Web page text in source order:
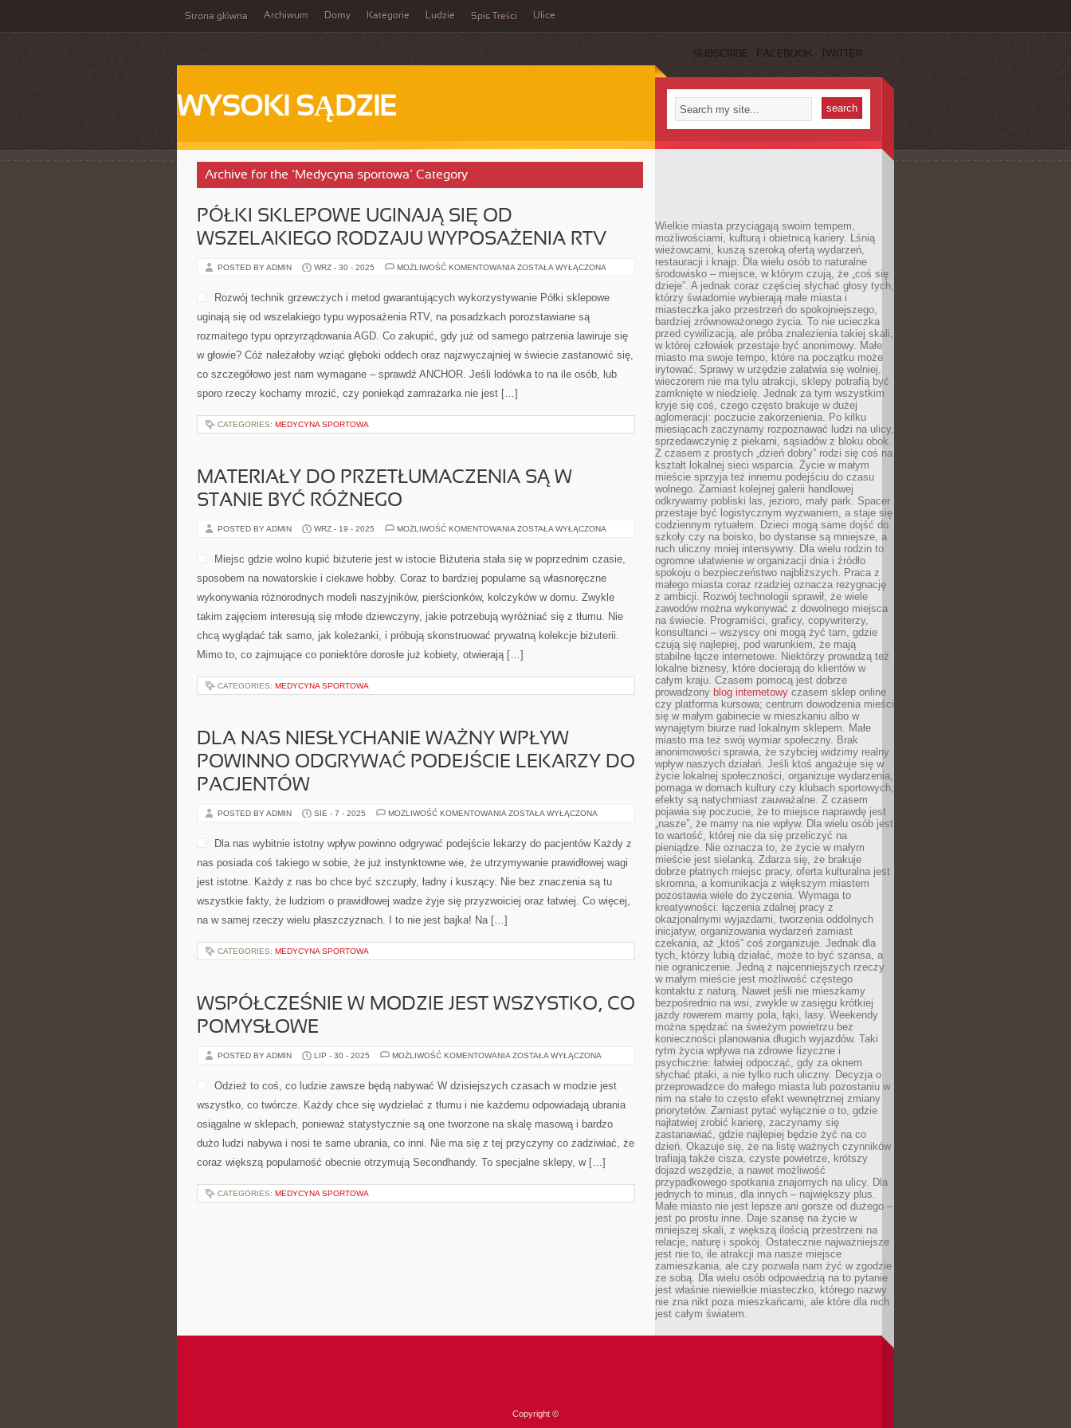
Strona główna Archiwum Domy Kategorie Ludzie Spis Treści Ulice
SUBSCRIBE FACEBOOK TWITTER
WYSOKI SĄDZIE
Archive for the ‘Medycyna sportowa’ Category
PÓŁKI SKLEPOWE UGINAJĄ SIĘ OD
WSZELAKIEGO RODZAJU WYPOSAŻENIA RTV
POSTED BY ADMIN WRZ - 30 - 2025 MOŻLIWOŚĆ KOMENTOWANIA PÓŁKI
OD
RODZAJU
RTV
ZOSTAŁA WYŁĄCZONA
Rozwój technik grzewczych i metod gwarantujących wykorzystywanie Półki sklepowe
uginają się od wszelakiego typu wyposażenia RTV, na posadzkach porozstawiane są
rozmaitego typu oprzyrządowania AGD. Co zakupić, gdy już od samego patrzenia lawiruje się
w głowie? Cóż należałoby wziąć głęboki oddech oraz najzwyczajniej w świecie zastanowić się,
co szczegółowo jest nam wymagane – sprawdź ANCHOR. Jeśli lodówka to na ile osób, lub
sporo rzeczy kochamy mrozić, czy poniekąd zamrażarka nie jest […]
CATEGORIES: MEDYCYNA SPORTOWA
MATERIAŁY DO PRZETŁUMACZENIA SĄ W
STANIE BYĆ RÓŻNEGO
POSTED BY ADMIN WRZ - 19 - 2025 MOŻLIWOŚĆ KOMENTOWANIA MATERIAŁY
W
BYĆ
ZOSTAŁA WYŁĄCZONA
Miejsc gdzie wolno kupić biżuterie jest w istocie Biżuteria stała się w poprzednim czasie,
sposobem na nowatorskie i ciekawe hobby. Coraz to bardziej popularne są własnoręczne
wykonywania różnorodnych modeli naszyjników, pierścionków, kolczyków w domu. Zwykle
takim zajęciem interesują się młode dziewczyny, jakie potrzebują wyróżniać się z tłumu. Nie
chcą wyglądać tak samo, jak koleżanki, i próbują skonstruować prywatną kolekcje biżuterii.
Mimo to, co zajmujące co poniektóre dorosłe już kobiety, otwierają […]
CATEGORIES: MEDYCYNA SPORTOWA
DLA NAS NIESŁYCHANIE WAŻNY WPŁYW
POWINNO ODGRYWAĆ PODEJŚCIE LEKARZY DO
PACJENTÓW
POSTED BY ADMIN SIE - 7 - 2025 MOŻLIWOŚĆ KOMENTOWANIA DLA
WAŻNY
WPŁYW
ODGRYWAĆ
LEKARZY
PACJENTÓW
ZOSTAŁA WYŁĄCZONA
Dla nas wybitnie istotny wpływ powinno odgrywać podejście lekarzy do pacjentów Każdy z
nas posiada coś takiego w sobie, że już instynktowne wie, że utrzymywanie prawidłowej wagi
jest istotne. Każdy z nas bo chce być szczupły, ładny i kuszący. Nie bez znaczenia są tu
wszystkie fakty, że ludziom o prawidłowej wadze żyje się przyzwoiciej oraz łatwiej. Co więcej,
na w samej rzeczy wielu płaszczyznach. I to nie jest bajka! Na […]
CATEGORIES: MEDYCYNA SPORTOWA
WSPÓŁCZEŚNIE W MODZIE JEST WSZYSTKO, CO
POMYSŁOWE
POSTED BY ADMIN LIP - 30 - 2025 MOŻLIWOŚĆ KOMENTOWANIA WSPÓŁCZEŚNIE
WSZYSTKO,
POMYSŁOWE
ZOSTAŁA WYŁĄCZONA
Odzież to coś, co ludzie zawsze będą nabywać W dzisiejszych czasach w modzie jest
wszystko, co twórcze. Każdy chce się wydzielać z tłumu i nie każdemu odpowiadają ubrania
osiągalne w sklepach, ponieważ statystycznie są one tworzone na skalę masową i bardzo
dużo ludzi nabywa i nosi te same ubrania, co inni. Nie ma się z tej przyczyny co zadziwiać, że
coraz większą popularność obecnie otrzymują Secondhandy. To specjalne sklepy, w […]
CATEGORIES: MEDYCYNA SPORTOWA
Wielkie miasta przyciągają swoim tempem,
możliwościami, kulturą i obietnicą kariery. Lśnią
wieżowcami, kuszą szeroką ofertą wydarzeń,
restauracji i knajp. Dla wielu osób to naturalne
środowisko – miejsce, w którym czują, że „coś się
dzieje”. A jednak coraz częściej słychać głosy tych,
którzy świadomie wybierają małe miasta i
miasteczka jako przestrzeń do spokojniejszego,
bardziej zrównoważonego życia. To nie ucieczka
przed cywilizacją, ale próba znalezienia takiej skali,
w której człowiek przestaje być anonimowy. Małe
miasto ma swoje tempo, które na początku może
irytować. Sprawy w urzędzie załatwia się wolniej,
wieczorem nie ma tylu atrakcji, sklepy potrafią być
zamknięte w niedzielę. Jednak za tym wszystkim
kryje się coś, czego często brakuje w dużej
aglomeracji: poczucie zakorzenienia. Po kilku
miesiącach zaczynamy rozpoznawać ludzi na ulicy,
sprzedawczynię z piekarni, sąsiadów z bloku obok.
Z czasem z prostych „dzień dobry” rodzi się coś na
kształt lokalnej sieci wsparcia. Życie w małym
mieście sprzyja też innemu podejściu do czasu
wolnego. Zamiast kolejnej galerii handlowej
odkrywamy pobliski las, jezioro, mały park. Spacer
przestaje być logistycznym wyzwaniem, a staje się
codziennym rytuałem. Dzieci mogą same dojść do
szkoły czy na boisko, bo dystanse są mniejsze, a
ruch uliczny mniej intensywny. Dla wielu rodzin to
ogromne ułatwienie w organizacji dnia i źródło
spokoju o bezpieczeństwo najbliższych. Praca z
małego miasta coraz rzadziej oznacza rezygnację
z ambicji. Rozwój technologii sprawił, że wiele
zawodów można wykonywać z dowolnego miejsca
na świecie. Programiści, graficy, copywriterzy,
konsultanci – wszyscy oni mogą żyć tam, gdzie
czują się najlepiej, pod warunkiem, że mają
stabilne łącze internetowe. Niektórzy prowadzą też
lokalne biznesy, które docierają do klientów w
całym kraju. Czasem pomocą jest dobrze
prowadzony blog internetowy czasem sklep online
czy platforma kursowa; centrum dowodzenia mieści
się w małym gabinecie w mieszkaniu albo w
wynajętym biurze nad lokalnym sklepem. Małe
miasto ma też swój wymiar społeczny. Brak
anonimowości sprawia, że szybciej widzimy realny
wpływ naszych działań. Jeśli ktoś angażuje się w
życie lokalnej społeczności, organizuje wydarzenia,
pomaga w domach kultury czy klubach sportowych,
efekty są natychmiast zauważalne. Z czasem
pojawia się poczucie, że to miejsce naprawdę jest
„nasze”, że mamy na nie wpływ. Dla wielu osób jest
to wartość, której nie da się przeliczyć na
pieniądze. Nie oznacza to, że życie w małym
mieście jest sielanką. Zdarza się, że brakuje
dobrze płatnych miejsc pracy, oferta kulturalna jest
skromna, a komunikacja z większym miastem
pozostawia wiele do życzenia. Wymaga to
kreatywności: łączenia zdalnej pracy z
okazjonalnymi wyjazdami, tworzenia oddolnych
inicjatyw, organizowania wydarzeń zamiast
czekania, aż „ktoś” coś zorganizuje. Jednak dla
tych, którzy lubią działać, może to być szansa, a
nie ograniczenie. Jedną z najcenniejszych rzeczy
w małym mieście jest możliwość częstego
kontaktu z naturą. Nawet jeśli nie mieszkamy
bezpośrednio na wsi, zwykle w zasięgu krótkiej
jazdy rowerem mamy pola, łąki, lasy. Weekendy
można spędzać na świeżym powietrzu bez
konieczności planowania długich wyjazdów. Taki
rytm życia wpływa na zdrowie fizyczne i
psychiczne: łatwiej odpocząć, gdy za oknem
słychać ptaki, a nie tylko ruch uliczny. Decyzja o
przeprowadzce do małego miasta lub pozostaniu w
nim na stałe to często efekt wewnętrznej zmiany
priorytetów. Zamiast pytać wyłącznie o to, gdzie
najłatwiej zrobić karierę, zaczynamy się
zastanawiać, gdzie najlepiej będzie żyć na co
dzień. Okazuje się, że na listę ważnych czynników
trafiają także cisza, czyste powietrze, krótszy
dojazd wszędzie, a nawet możliwość
przypadkowego spotkania znajomych na ulicy. Dla
jednych to minus, dla innych – największy plus.
Małe miasto nie jest lepsze ani gorsze od dużego –
jest po prostu inne. Daje szansę na życie w
mniejszej skali, z większą ilością przestrzeni na
relacje, naturę i spokój. Ostatecznie najważniejsze
jest nie to, ile atrakcji ma nasze miejsce
zamieszkania, ale czy pozwala nam żyć w zgodzie
ze sobą. Dla wielu osób odpowiedzią na to pytanie
jest właśnie niewielkie miasteczko, którego nazwy
nie zna nikt poza mieszkańcami, ale które dla nich
jest całym światem.
Copyright ©